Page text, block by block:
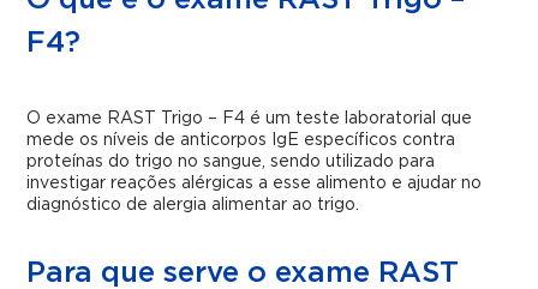
F4?
O exame RAST Trigo – F4 é um teste laboratorial que
mede os níveis de anticorpos IgE específicos contra
proteínas do trigo no sangue, sendo utilizado para
investigar reações alérgicas a esse alimento e ajudar no
diagnóstico de alergia alimentar ao trigo.
Para que serve o exame RAST